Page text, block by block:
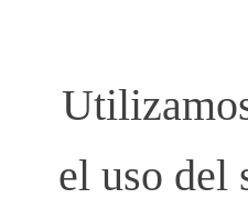
el uso del